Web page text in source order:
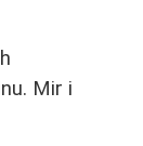
Mir i